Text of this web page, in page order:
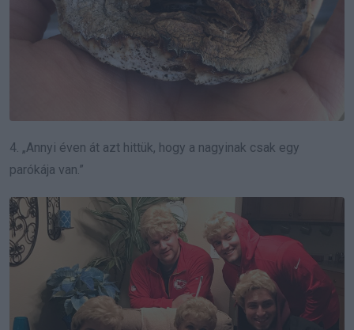
4. „Annyi éven át azt hittük, hogy a nagyinak csak egy
parókája van.”